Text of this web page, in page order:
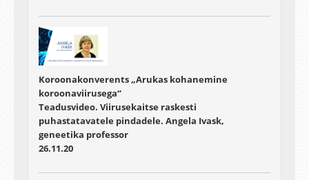
Koroonakonverents „Arukas kohanemine
koroonaviirusega“
Teadusvideo. Viirusekaitse raskesti
puhastatavatele pindadele. Angela Ivask,
geneetika professor
26.11.20